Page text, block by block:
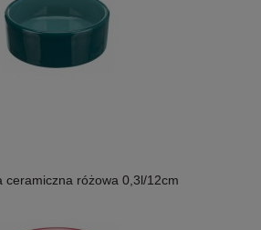
ceramiczna różowa 0,3l/12cm